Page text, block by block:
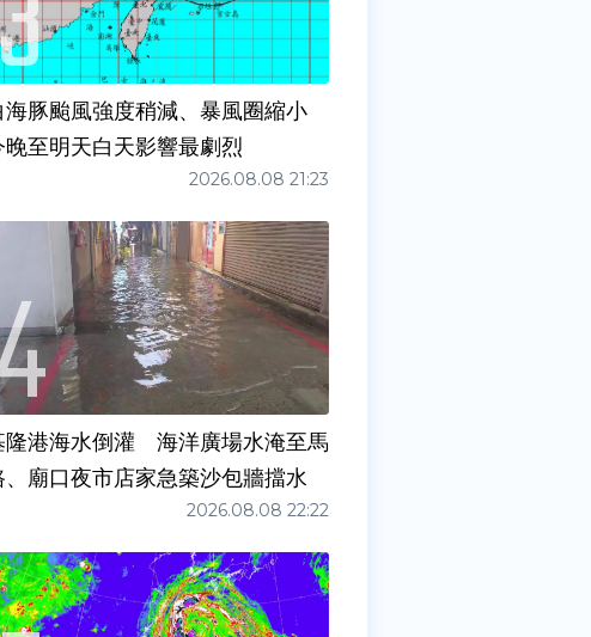
海豚颱風強度稍減、暴風圈縮小
晚至明天白天影響最劇烈
2026.08.08 21:23
隆港海水倒灌 海洋廣場水淹至馬
、廟口夜市店家急築沙包牆擋水
2026.08.08 22:22